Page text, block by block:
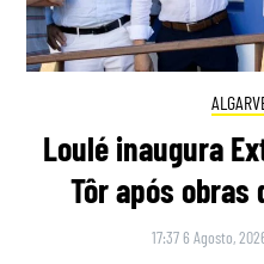
Loulé inaugura
Tôr após
17:37 6 Agosto,